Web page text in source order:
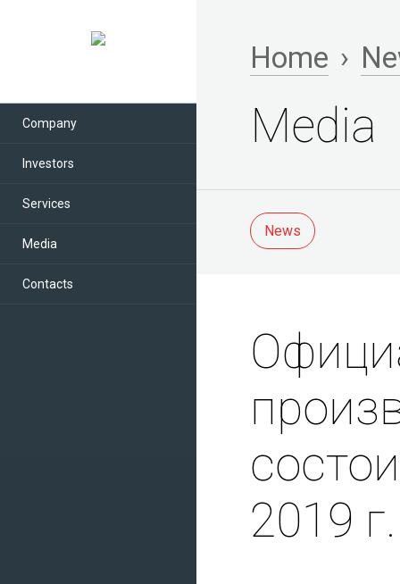
Company
Investors
Services
Media
Contacts
Home ›
Media
News
2019 г.